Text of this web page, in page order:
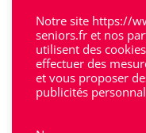
Notre site https://
seniors.fr et nos
utilisent des
effectuer des
et vous proposer
publicités